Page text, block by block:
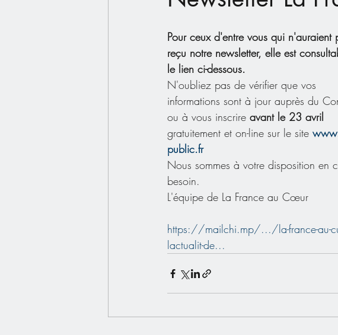
Pour ceux d'entre vous qui n'auraient
reçu notre newsletter, elle est
le lien ci-dessous.
N'oubliez pas de vérifier que vos
informations sont à jour auprès du
ou à vous inscrire avant le 23 avril
gratuitement et on-line sur le site
public.fr
Nous sommes à votre disposition en
besoin.
L'équipe de La France au Cœur
https://mailchi.mp/.../la-france-au-
lactualit-de...